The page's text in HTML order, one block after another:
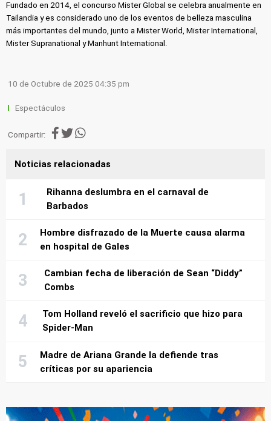
Fundado en 2014, el concurso Mister Global se celebra anualmente en
Tailandia y es considerado uno de los eventos de belleza masculina
más importantes del mundo, junto a Mister World, Mister International,
Mister Supranational y Manhunt International.
10 de Octubre de 2025 04:35 pm
Espectáculos
Compartir:
Noticias relacionadas
Rihanna deslumbra en el carnaval de
Barbados
Hombre disfrazado de la Muerte causa alarma
en hospital de Gales
Cambian fecha de liberación de Sean “Diddy”
Combs
Tom Holland reveló el sacrificio que hizo para
Spider-Man
Madre de Ariana Grande la defiende tras
críticas por su apariencia